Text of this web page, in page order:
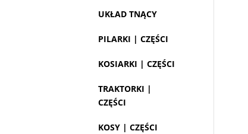
UKŁAD TNĄCY
PILARKI | CZĘŚCI
KOSIARKI | CZĘŚCI
TRAKTORKI |
CZĘŚCI
KOSY | CZĘŚCI